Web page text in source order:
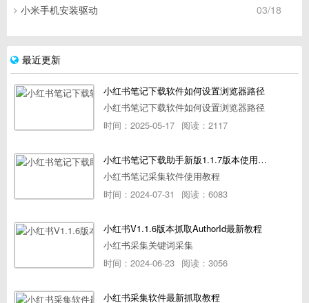
03/18
小米手机安装驱动
最近更新
小红书笔记下载软件如何设置浏览器路径
小红书笔记下载软件如何设置浏览器路径
时间：2025-05-17 阅读：2117
小红书笔记下载助手新版1.1.7版本使用教程
小红书笔记采集软件使用教程
时间：2024-07-31
阅读：6083
小红书V1.1.6版本抓取AuthorId最新教程
小红书采集关键词采集
时间：2024-06-23 阅读：3056
小红书采集软件最新抓取教程